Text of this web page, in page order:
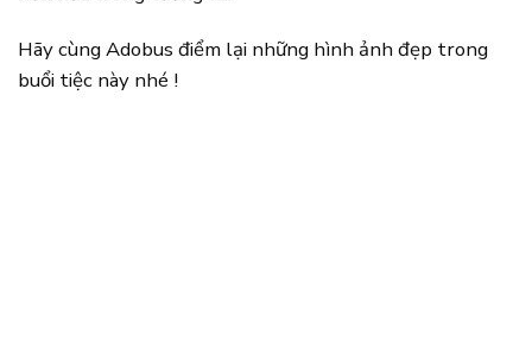
Hãy cùng Adobus điểm lại những hình ảnh đẹp trong
buổi tiệc này nhé !